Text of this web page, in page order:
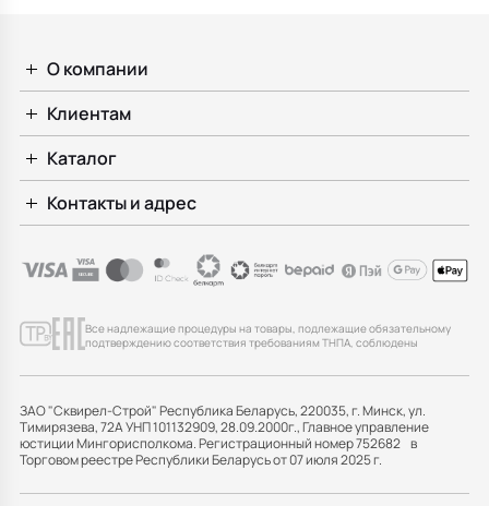
О компании
Клиентам
Каталог
Контакты и адрес
Все надлежащие процедуры на товары, подлежащие обязательному
подтверждению соответствия требованиям ТНПА, соблюдены
ЗАО "Сквирел-Строй" Республика Беларусь, 220035, г. Минск, ул.
Тимирязева, 72А УНП 101132909, 28.09.2000г., Главное управление
юстиции Мингорисполкома. Регистрационный номер 752682 в
Торговом реестре Республики Беларусь от 07 июля 2025 г.